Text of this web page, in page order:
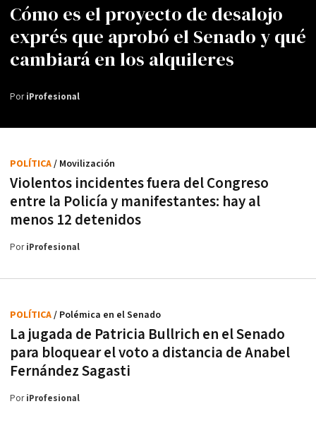
Cómo es el proyecto de desalojo
exprés que aprobó el Senado y qué
cambiará en los alquileres
PoriProfesional
Violentos incidentes fuera del Congreso
entre la Policía y manifestantes: hay al
menos 12 detenidos
POLÍTICA/ Movilización
PoriProfesional
La jugada de Patricia Bullrich en el Senado
para bloquear el voto a distancia de Anabel
Fernández Sagasti
POLÍTICA/ Polémica en el Senado
PoriProfesional